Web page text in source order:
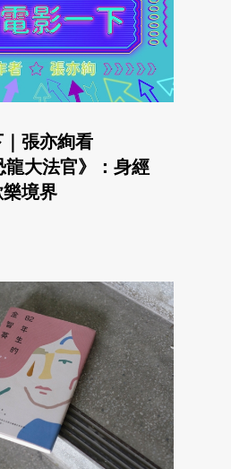
張亦絢看
龍大法官》：身經
境界